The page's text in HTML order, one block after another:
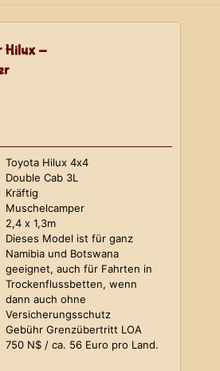
Hilux -
Toyota Hilux 4x4
Double Cab 3L
Kräftig
Muschelcamper
2,4 x 1,3m
Dieses Model ist für ganz
Namibia und Botswana
geeignet, auch für Fahrten in
Trockenflussbetten, wenn
dann auch ohne
Versicherungsschutz
Gebühr Grenzübertritt LOA
750 N$ / ca. 56 Euro pro Land.